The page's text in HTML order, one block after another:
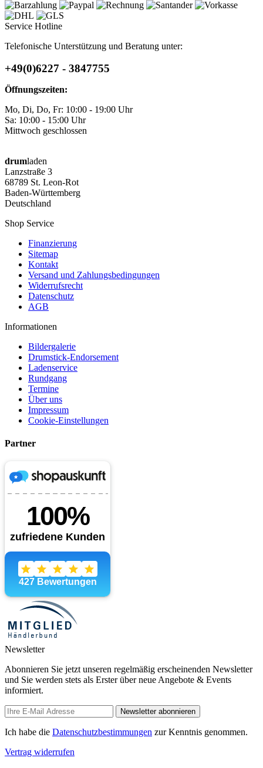
Service Hotline
Telefonische Unterstützung und Beratung unter:
+49(0)6227 - 3847755
Öffnungszeiten:
Mo, Di, Do, Fr: 10:00 - 19:00 Uhr
Sa: 10:00 - 15:00 Uhr
Mittwoch geschlossen
drumladen
Lanzstraße 3
68789 St. Leon-Rot
Baden-Württemberg
Deutschland
Shop Service
Finanzierung
Sitemap
Kontakt
Versand und Zahlungsbedingungen
Widerrufsrecht
Datenschutz
AGB
Informationen
Bildergalerie
Drumstick-Endorsement
Ladenservice
Rundgang
Termine
Über uns
Impressum
Cookie-Einstellungen
Partner
Newsletter
Abonnieren Sie jetzt unseren regelmäßig erscheinenden Newsletter
und Sie werden stets als Erster über neue Angebote & Events
informiert.
Newsletter abonnieren
Ich habe die Datenschutzbestimmungen zur Kenntnis genommen.
Vertrag widerrufen